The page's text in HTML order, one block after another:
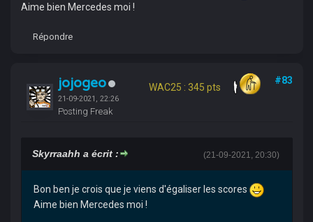
Aime bien Mercedes moi !
Répondre
jojogeo
21-09-2021, 22:26
Posting Freak
WAC25 : 345 pts
#83
(21-09-2021, 20:30)
Skyrraahh a écrit :
Bon ben je crois que je viens d'égaliser les scores
Aime bien Mercedes moi !